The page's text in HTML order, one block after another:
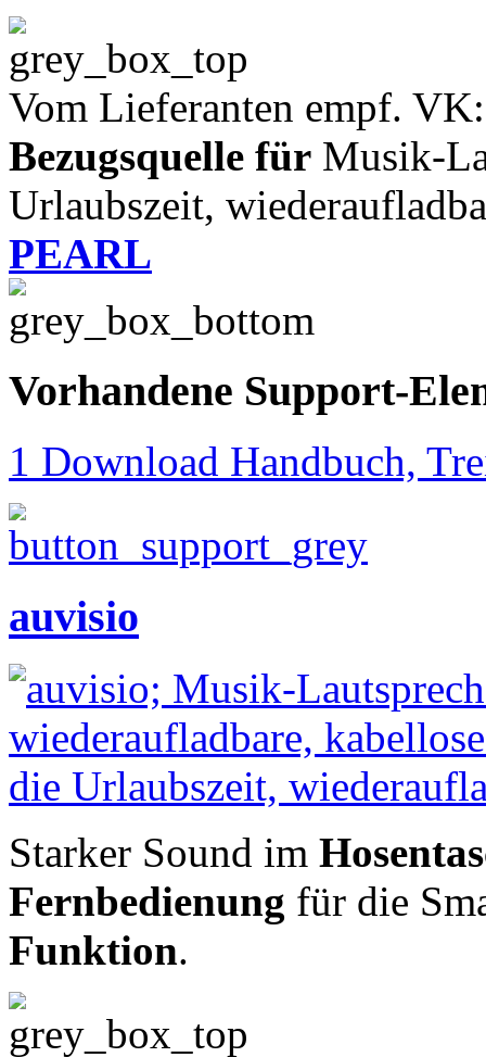
Vom Lieferanten empf.
Bezugsquelle für Musik-
Urlaubszeit,
PEARL
Vorhandene Support-
1 Download Handbuch,
auvisio
Starker Sound im
Fernbedienung für die
Funktion.